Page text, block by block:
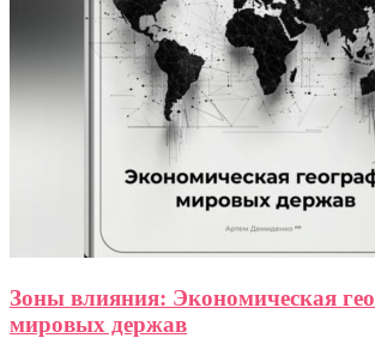
Зоны влияния: Экономическая
мировых держав